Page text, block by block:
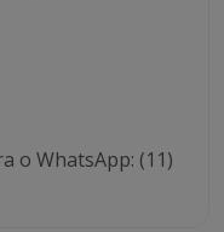
o WhatsApp: (11)